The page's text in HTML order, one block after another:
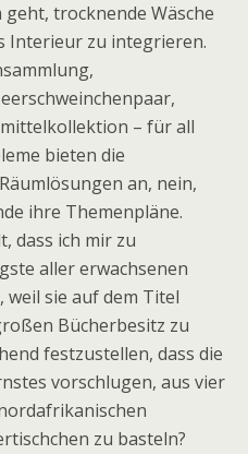
trocknende Wäsche
Interieur zu integrieren.
– für all
bieten die
an, nein,
ihre Themenpläne.
dass ich mir zu
aller erwachsenen
sie auf dem Titel
Bücherbesitz zu
festzustellen, dass die
vorschlugen, aus vier
zu basteln?